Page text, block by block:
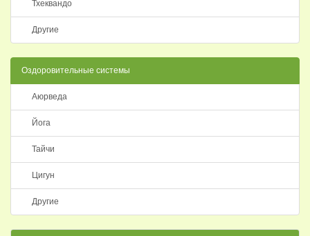
Тхеквандо
Другие
Оздоровительные системы
Аюрведа
Йога
Тайчи
Цигун
Другие